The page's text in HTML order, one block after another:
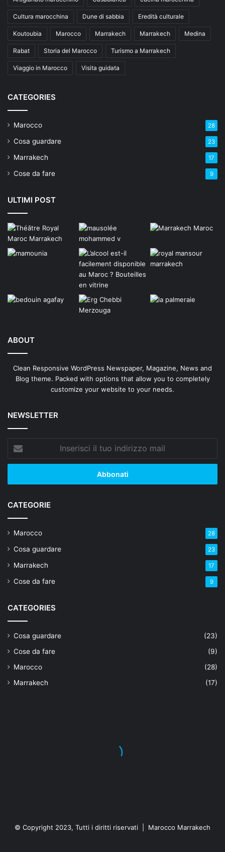
Cultura marocchina Dune di sabbia Eredità culturale
Koutoubia Marocco Marrakech Marrakech Medina
Rabat Storia del Marocco Turismo a Marrakech
Viaggio in Marocco Visita guidata
CATEGORIES
Marocco 28
Cosa guardare 23
Marrakech 17
Cose da fare 9
ULTIMI POST
ABOUT
Clean Responsive WordPress Newspaper, Magazine, News and
Blog theme. Packed with options that allow you to completely
customize your website to your needs.
NEWSLETTER
Inserisci
tuo
mail
CATEGORIE
Marocco 28
Cosa guardare 23
Marrakech 17
Cose da fare 9
CATEGORIES
Cosa guardare
(23)
Cose da fare
(9)
Marocco
(28)
Marrakech
(17)
© Copyright 2023, Tutti i diritti riservati | Marocco Marrakech